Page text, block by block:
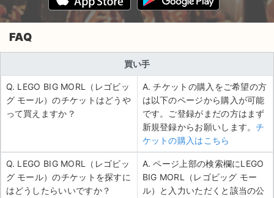
不正転売禁止法について
チケットジャムの取り組み
FAQ
買い手
Q. LEGO BIG MORL（レゴビッ
グ モール）のチケットはどうや
って買えますか？
A. チケットの購入をご希望の方
は以下のページから購入が可能
です。ご登録がまだの方はまず
新規登録からお願いします。チ
ケットの購入はこちら
Q. LEGO BIG MORL（レゴビッ
グ モール）のチケットを探すに
はどうしたらいいですか？
A. ページ上部の検索欄にLEGO
BIG MORL（レゴビッグ モー
ル）と入力いただくと該当の公